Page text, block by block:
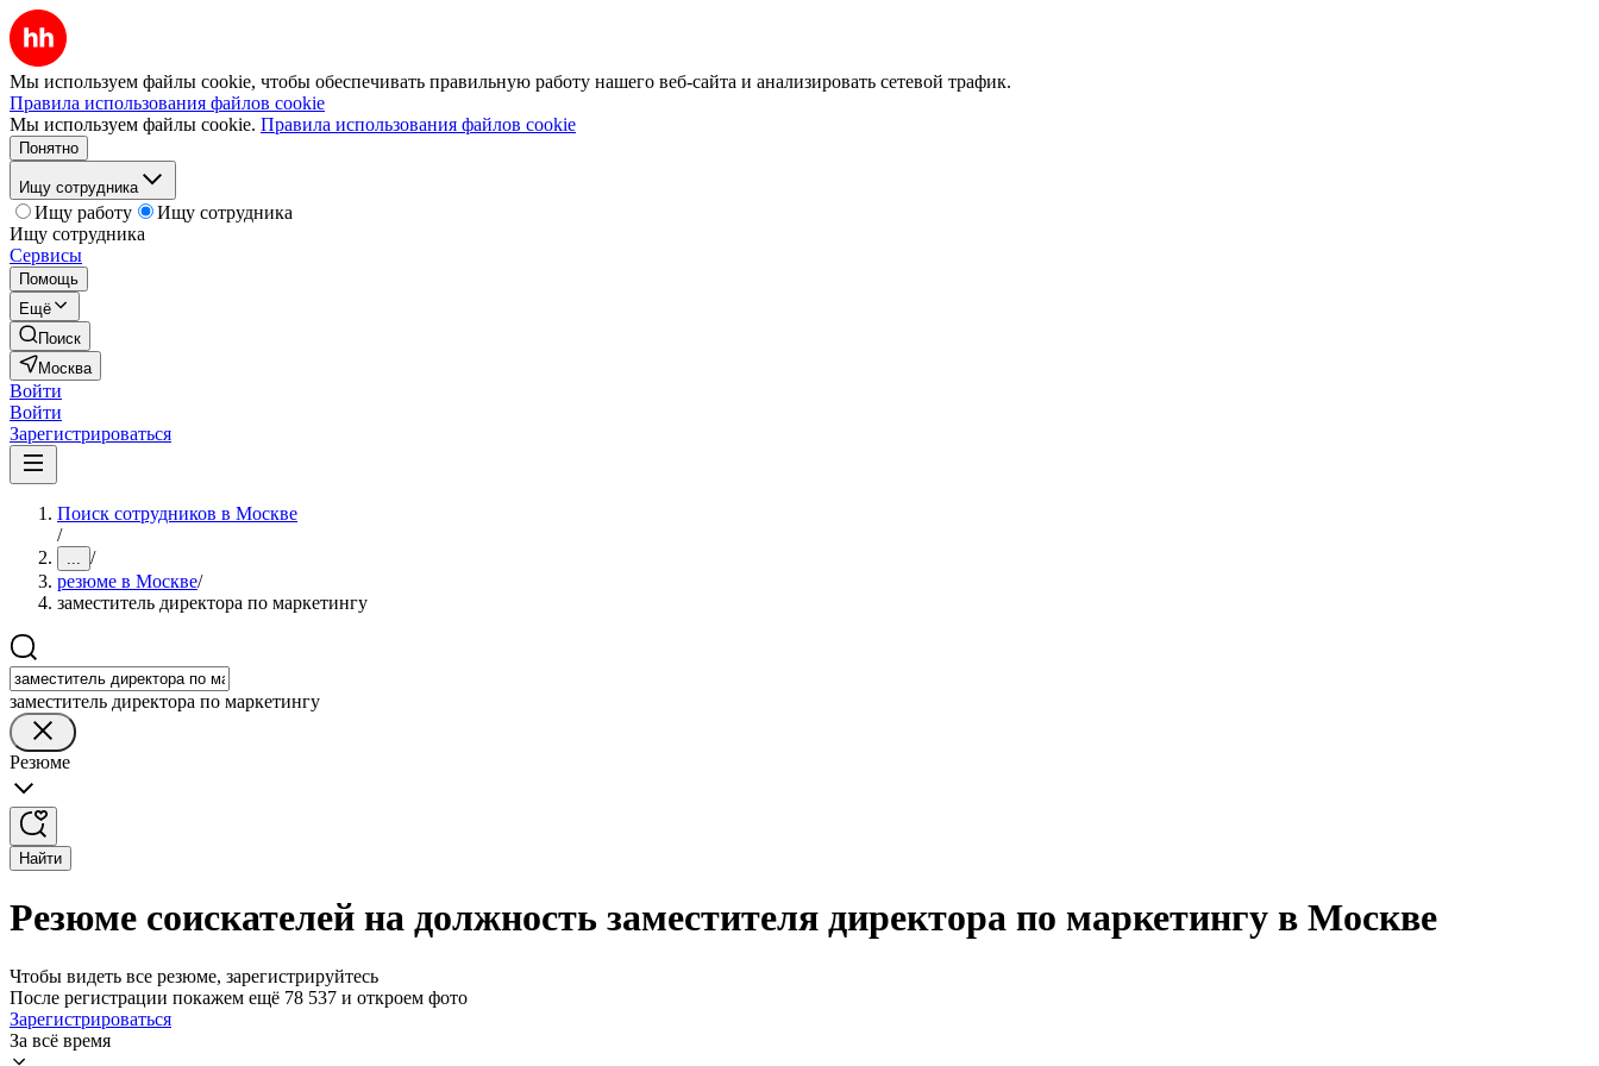
Мы используем файлы cookie, чтобы обеспечивать правильную работу нашего веб-сайта и анализировать сетевой трафик.
Правила использования файлов cookie
Мы используем файлы cookie. Правила использования файлов cookie
Понятно
Ищу сотрудника
Ищу работу
Ищу сотрудника
Ищу сотрудника
Сервисы
Помощь
Ещё
Поиск
Москва
Войти
Войти
Зарегистрироваться
Поиск сотрудников в Москве
/
... /
резюме в Москве/
заместитель директора по маркетингу
заместитель директора по маркетингу
Резюме
Найти
Резюме соискателей на должность заместителя директора по маркетингу в Москве
Чтобы видеть все резюме, зарегистрируйтесь
После регистрации покажем ещё 78 537 и откроем фото
Зарегистрироваться
За всё время